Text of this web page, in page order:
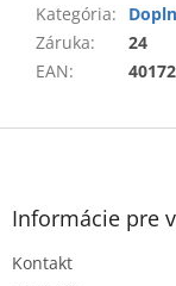
Kategória:
Záruka:
24
EAN:
Z
Informácie pre
Kontakt